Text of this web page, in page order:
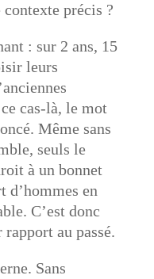
précis ?
: sur 2 ans, 15
leurs
cas-là, le mot
Même sans
seuls le
à un bonnet
d’hommes en
C’est donc
au passé.
Sans